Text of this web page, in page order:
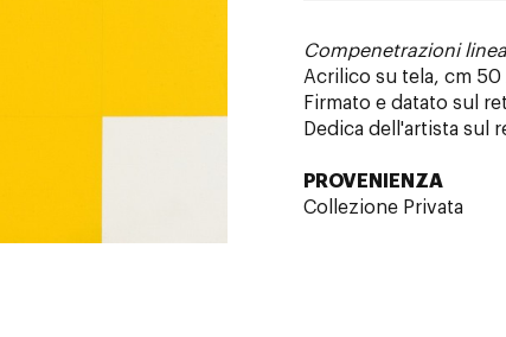
Compenetrazioni
Acrilico su tela, cm 50
Firmato e datato sul
Dedica dell'artista sul
PROVENIENZA
Collezione Privata